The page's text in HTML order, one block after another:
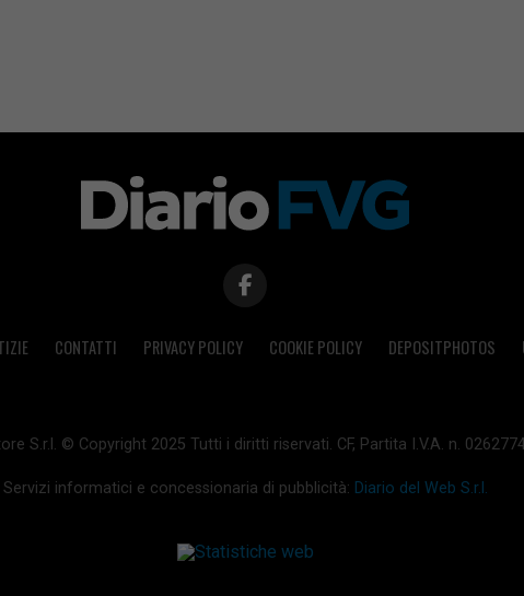
CONTATTI PRIVACY POLICY COOKIE POLICY DEPOSITPHOTOS
S.r.l. © Copyright 2025 Tutti i diritti riservati. CF, Partita I.V.A. n.
Servizi informatici e concessionaria di pubblicità: Diario del Web S.r.l.